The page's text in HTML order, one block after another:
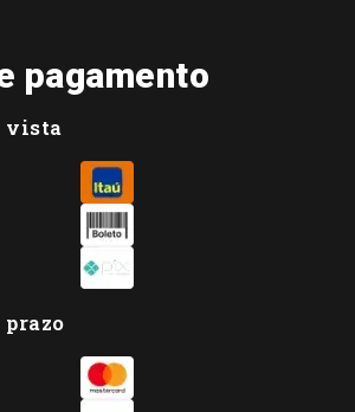
pagamento
vista
prazo